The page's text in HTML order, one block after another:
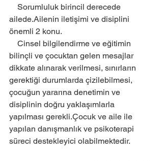
ailede.Ailenin iletişimi ve disiplini
önemli 2 konu.
bilinçli ve çocuktan gelen mesajlar
dikkate alınarak verilmesi, sınırların
gerektiği durumlarda çizilebilmesi,
çocuğun yararına denetimin ve
disiplinin doğru yaklaşımlarla
yapılması gerekli.Çocuk ve aile ile
yapılan danışmanlık ve psikoterapi
süreci destekleyici olabilmektedir.